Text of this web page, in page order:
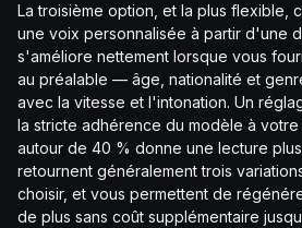
La troisième option, et la plus flexible,
une voix personnalisée à partir d'une
s'améliore nettement lorsque vous
au préalable — âge, nationalité et
avec la vitesse et l'intonation. Un
la stricte adhérence du modèle à
autour de 40 % donne une lecture
retournent généralement trois
choisir, et vous permettent de
de plus sans coût supplémentaire